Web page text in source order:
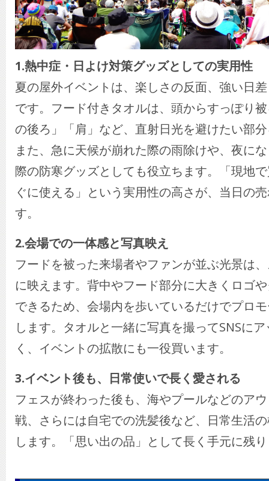
1.熱中症・日よけ対策グッズとしての実用性
夏の屋外イベントは、楽しさの反面、強い日
です。フード付きタオルは、頭からすっぽり
の後ろ」「肩」など、直射日光を避けたい部
また、急に天候が崩れた際の雨除けや、夜に
際の防寒グッズとしても役立ちます。「現地
ぐに使える」という実用性の高さが、当日の
す。
2.会場での一体感と写真映え
フードを被った来場者やファンが並ぶ光景は
に映えます。背中やフード部分に大きくロゴ
できるため、会場内を歩いているだけでプロ
します。タオルと一緒に写真を撮ってSNSに
く、イベントの拡散にも一役買います。
3.イベント後も、日常使いで長く愛される
フェスが終わった後も、海やプールなどのア
戦、さらには自宅での洗髪後など、日常生活
します。「思い出の品」として長く手元に残